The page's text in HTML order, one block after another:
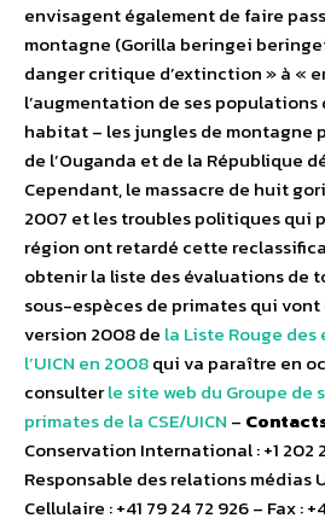
envisagent également de faire
montagne (Gorilla beringei
danger critique d’extinction » à «
l’augmentation de ses populations
habitat – les jungles de montagne
de l’Ouganda et de la République
Cependant, le massacre de huit
2007 et les troubles politiques qui
région ont retardé cette
obtenir la liste des évaluations de
sous-espèces de primates qui
version 2008 de la Liste Rouge
l’UICN en 2008qui va paraître en
consulterle site web du Groupe de
primates de la CSE/UICN –
Conservation International : +1 202
Responsable des relations médias
Cellulaire : +41 79 24 72 926 – Fax :